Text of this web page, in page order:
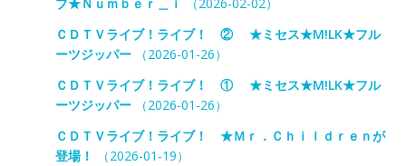
ＣＤＴＶライブ！ライブ！ ② ★ミセス★M!LK★フル
ーツジッパー（2026-01-26）
ＣＤＴＶライブ！ライブ！ ① ★ミセス★M!LK★フル
ーツジッパー（2026-01-26）
ＣＤＴＶライブ！ライブ！ ★Ｍｒ．Ｃｈｉｌｄｒｅｎが
登場！
（2026-01-19）